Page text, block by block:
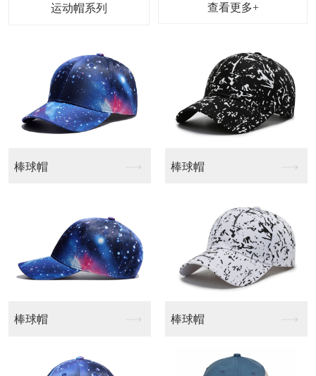
运动帽系列 查看更多+
个性渔夫帽
树叶伪装头套